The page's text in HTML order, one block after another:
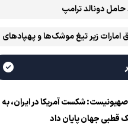
حامل دونالد ترامپ
زیر تیغ موشک‌ها و پهپادهای
شکست آمریکا در ایران، به
قطبی جهان پایان داد